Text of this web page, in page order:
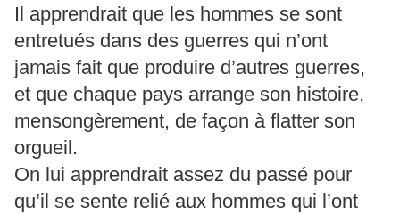
Il apprendrait que les hommes se sont
entretués dans des guerres qui n’ont
jamais fait que produire d’autres guerres,
et que chaque pays arrange son histoire,
mensongèrement, de façon à flatter son
orgueil.
On lui apprendrait assez du passé pour
qu’il se sente relié aux hommes qui l’ont